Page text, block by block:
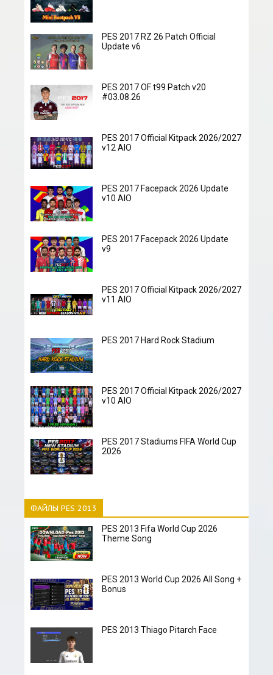
PES 2017 RZ 26 Patch Official
Update v6
PES 2017 OF t99 Patch v20
#03.08.26
PES 2017 Official Kitpack 2026/2027
v12 AIO
PES 2017 Facepack 2026 Update
v10 AIO
PES 2017 Facepack 2026 Update
v9
PES 2017 Official Kitpack 2026/2027
v11 AIO
PES 2017 Hard Rock Stadium
PES 2017 Official Kitpack 2026/2027
v10 AIO
PES 2017 Stadiums FIFA World Cup
2026
ФАЙЛЫ PES 2013
PES 2013 Fifa World Cup 2026
Theme Song
PES 2013 World Cup 2026 All Song +
Bonus
PES 2013 Thiago Pitarch Face